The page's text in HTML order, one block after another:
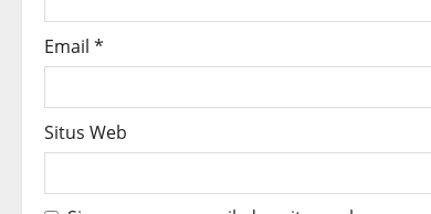
n
Email *
Situs Web